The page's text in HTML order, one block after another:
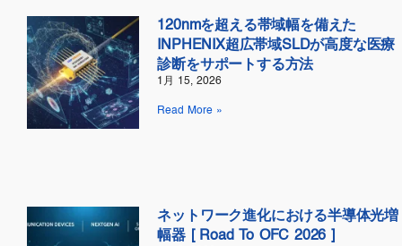
120nmを超える帯域幅を備えた
INPHENIX超広帯域SLDが高度な医療
診断をサポートする方法
1月 15, 2026
Read More »
ネットワーク進化における半導体光増
幅器 [ Road To OFC 2026 ]